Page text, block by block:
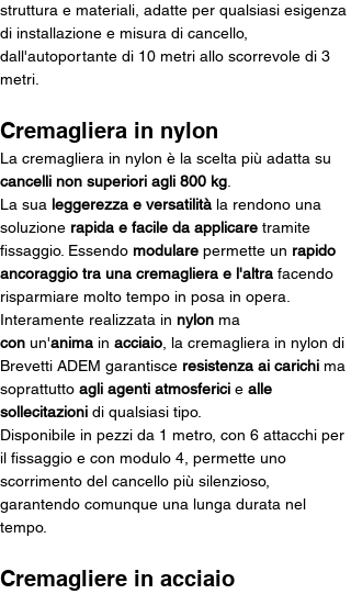
struttura e materiali, adatte per qualsiasi esigenza
di installazione e misura di cancello,
dall'autoportante di 10 metri allo scorrevole di 3
metri.
Cremagliera in nylon
La cremagliera in nylon è la scelta più adatta su
cancelli non superiori agli 800 kg
La sua leggerezza e versatilità la rendono una
soluzione rapida e facile da applicare tramite
fissaggio. Essendo modulare permette un rapido
ancoraggio tra una cremagliera e l'altra facendo
risparmiare molto tempo in posa in opera.
Interamente realizzata in nylon ma
con un'anima in acciaio , la cremagliera in nylon di
Brevetti ADEM garantisce resistenza ai carichi ma
soprattutto agli agenti atmosferici e alle
sollecitazioni di qualsiasi tipo.
Disponibile in pezzi da 1 metro, con 6 attacchi per
il fissaggio e con modulo 4, permette uno
scorrimento del cancello più silenzioso,
garantendo comunque una lunga durata nel
tempo.
Cremagliere in acciaio